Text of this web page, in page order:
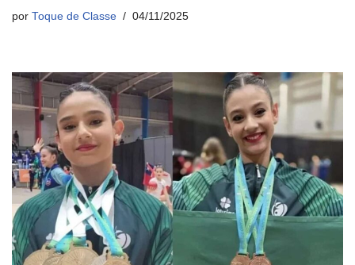
por Toque de Classe 04/11/2025